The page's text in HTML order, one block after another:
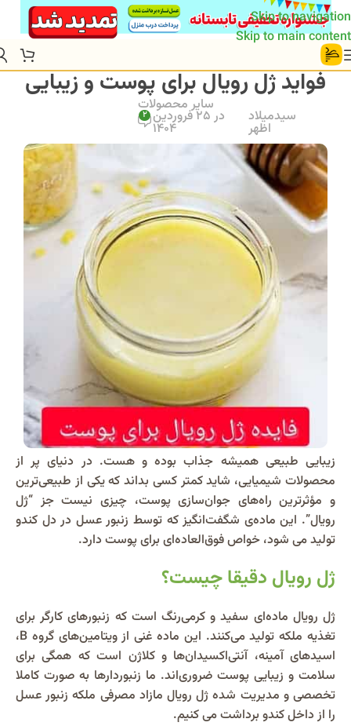
Skip to navigation
Skip to main content
فواید ژل رویال برای پوست و زیبایی
سایر محصولات
سیدمیلاد
اظهر
در 25 فروردین
1404
2
زیبایی طبیعی همیشه جذاب بوده و هست. در دنیای پر از
محصولات شیمیایی، شاید کمتر کسی بداند که یکی از طبیعی‌ترین
و مؤثرترین راه‌های جوان‌سازی پوست، چیزی نیست جز “ژل
رویال”. این ماده‌ی شگفت‌انگیز که توسط زنبور عسل در دل کندو
تولید می شود، خواص فوق‌العاده‌ای برای پوست دارد.
ژل رویال دقیقا چیست؟
ژل رویال ماده‌ای سفید و کرمی‌رنگ است که زنبورهای کارگر برای
تغذیه ملکه تولید می‌کنند. این ماده غنی از ویتامین‌های گروه B،
اسیدهای آمینه، آنتی‌اکسیدان‌ها و کلاژن است که همگی برای
سلامت و زیبایی پوست ضروری‌اند. ما زنبوردارها به صورت کاملا
تخصصی و مدیریت شده ژل رویال مازاد مصرفی ملکه زنبور عسل
را از داخل کندو برداشت می کنیم.